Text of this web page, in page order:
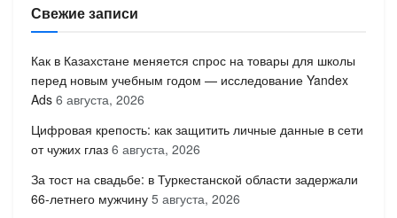
Свежие записи
Как в Казахстане меняется спрос на товары для школы
перед новым учебным годом — исследование Yandex
Ads 6 августа, 2026
Цифровая крепость: как защитить личные данные в сети
от чужих глаз 6 августа, 2026
За тост на свадьбе: в Туркестанской области задержали
66-летнего мужчину 5 августа, 2026